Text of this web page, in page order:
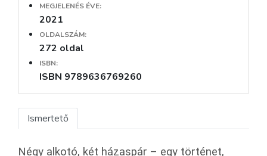
MEGJELENÉS ÉVE:
2021
OLDALSZÁM:
272 oldal
ISBN:
ISBN 9789636769260
Ismertető
Négy alkotó, két házaspár – egy történet,